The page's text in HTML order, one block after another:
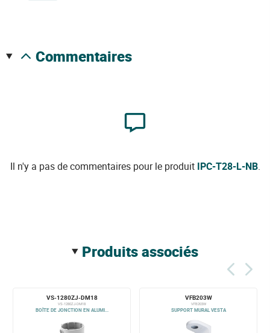
commentaires
Il n'y a pas de commentaires pour le produit IPC-T28-L-NB.
produits associés
VS-1280ZJ-DM18
VS-1280ZJ-DM18
BOÎTE DE JONCTION EN ALUMI...
VFB203W
VFB203W
SUPPORT MURAL VESTA